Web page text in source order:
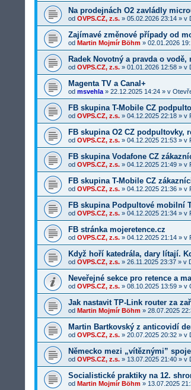
Na prodejnách O2 zavládly
od OVPS.CZ, z.s. » 05.02.2026 23:14 » v
Zajímavé změnové případy od
od Martin Mojmír Böhm » 02.01.2026
Radek Novotný a pravda o
od OVPS.CZ, z.s. » 01.01.2026 12:58 » v
Magenta TV a Canal+
od msvehla » 22.12.2025 14:24 » v
FB skupina T-Mobile CZ
od OVPS.CZ, z.s. » 04.12.2025 22:18 » v
FB skupina O2 CZ podpultovky,
od OVPS.CZ, z.s. » 04.12.2025 21:53 » v
FB skupina Vodafone CZ
od OVPS.CZ, z.s. » 04.12.2025 21:49 » v
FB skupina T-Mobile CZ
od OVPS.CZ, z.s. » 04.12.2025 21:36 » v
FB skupina Podpultové mobilní
od OVPS.CZ, z.s. » 04.12.2025 21:34 » v
FB stránka mojeretence.cz
od OVPS.CZ, z.s. » 04.12.2025 21:14 » v
Když hoří katedrála, dary lítají.
od OVPS.CZ, z.s. » 26.11.2025 23:37 » v
Neveřejné sekce pro retence a
od OVPS.CZ, z.s. » 08.10.2025 13:59 » v
Jak nastavit TP-Link router za
od Martin Mojmír Böhm » 28.07.2025
Martin Bartkovský z anticovidí
od OVPS.CZ, z.s. » 20.07.2025 20:32 » v
Německo mezi „vítěznými”
od OVPS.CZ, z.s. » 13.07.2025 21:40 » v
Socialistické praktiky na 12.
od Martin Mojmír Böhm » 13.07.2025